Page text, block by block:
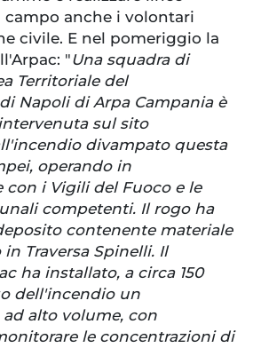
campo anche i volontari
civile. E nel pomeriggio la
"Una squadra di
Territoriale del
Napoli di Arpa Campania è
sul sito
divampato questa
operando in
con i Vigili del Fuoco e le
competenti. Il rogo ha
contenente materiale
Traversa Spinelli. Il
ha installato, a circa 150
dell'incendio un
alto volume, con
le concentrazioni di